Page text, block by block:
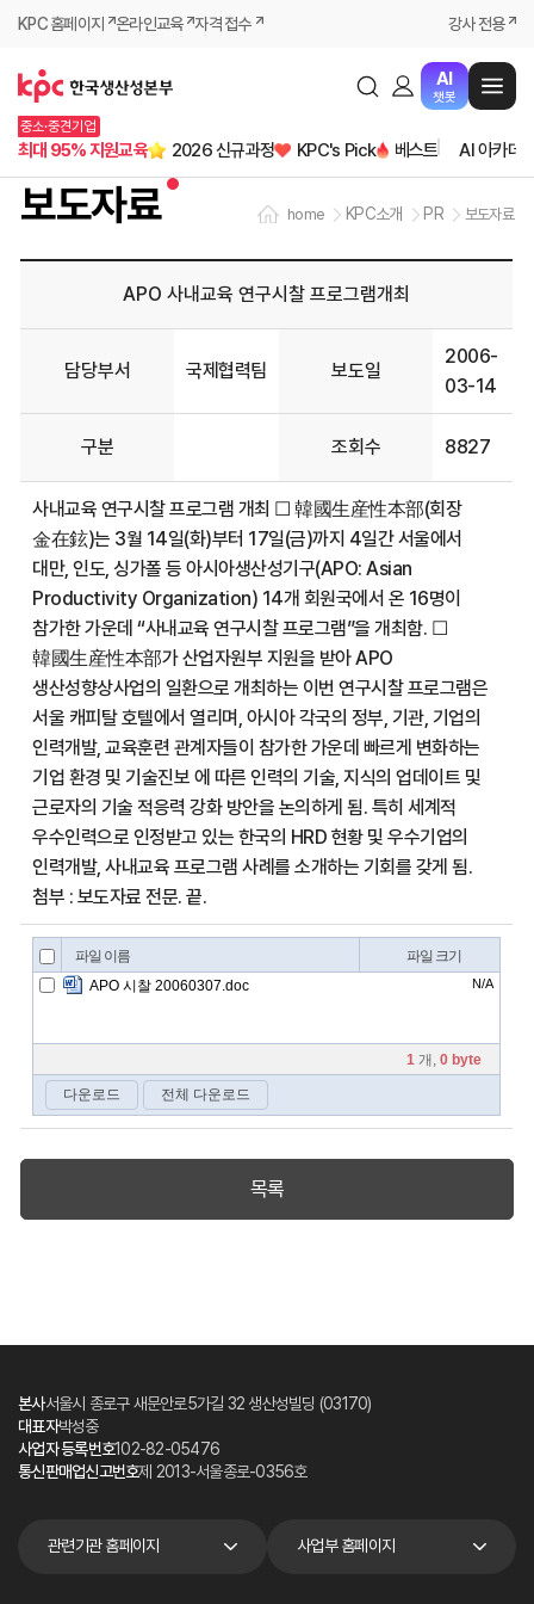
KPC 홈페이지 온라인교육 자격 접수 강사 전용
AI
챗봇
중소·중견기업
최대 95% 지원교육 2026 신규과정 KPC's Pick 베스트 AI 아카데
home KPC소개 PR 보도자료
보도자료
APO 사내교육 연구시찰 프로그램개최
담당부서 국제협력팀 보도일
2006-
03-14
구분 조회수 8827
사내교육 연구시찰 프로그램 개최 ☐ 韓國生産性本部(회장
金在鉉)는 3월 14일(화)부터 17일(금)까지 4일간 서울에서
대만, 인도, 싱가폴 등 아시아생산성기구(APO: Asian
Productivity Organization) 14개 회원국에서 온 16명이
참가한 가운데 “사내교육 연구시찰 프로그램”을 개최함. ☐
韓國生産性本部가 산업자원부 지원을 받아 APO
생산성향상사업의 일환으로 개최하는 이번 연구시찰 프로그램은
서울 캐피탈 호텔에서 열리며, 아시아 각국의 정부, 기관, 기업의
인력개발, 교육훈련 관계자들이 참가한 가운데 빠르게 변화하는
기업 환경 및 기술진보 에 따른 인력의 기술, 지식의 업데이트 및
근로자의 기술 적응력 강화 방안을 논의하게 됨. 특히 세계적
우수인력으로 인정받고 있는 한국의 HRD 현황 및 우수기업의
인력개발, 사내교육 프로그램 사례를 소개하는 기회를 갖게 됨.
첨부 : 보도자료 전문. 끝.
목록
본사서울시 종로구 새문안로5가길 32 생산성빌딩 (03170)
대표자박성중
사업자 등록번호102-82-05476
통신판매업신고번호제 2013-서울종로-0356호
관련기관 홈페이지 사업부 홈페이지